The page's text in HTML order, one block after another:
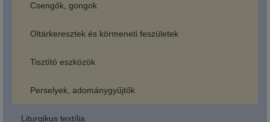
Csengők, gongok
Oltárkeresztek és körmeneti feszületek
Tisztító eszközök
Perselyek, adománygyűjtők
Liturgikus textília